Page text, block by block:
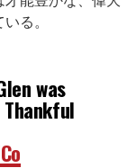
る。
was